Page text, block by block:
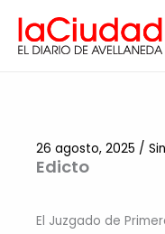
contenido
Edicto
26 agosto, 2025 /
El Juzgado de